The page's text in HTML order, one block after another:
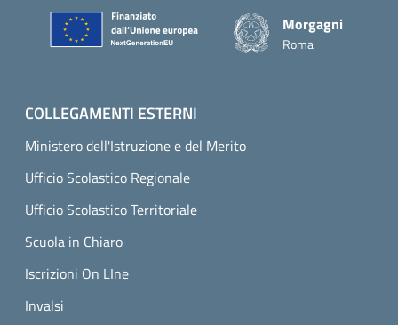
Morgagni
Roma
COLLEGAMENTI ESTERNI
Ministero dell'Istruzione e del Merito
Ufficio Scolastico Regionale
Ufficio Scolastico Territoriale
Scuola in Chiaro
Iscrizioni On LIne
Invalsi